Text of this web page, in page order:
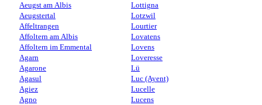
Aeugst am Albis
Aeugstertal
Affeltrangen
Affoltern am Albis
Affoltern im Emmental
Agarn
Agarone
Agasul
Agiez
Agno
Lottigna
Lotzwil
Lourtier
Lovatens
Lovens
Loveresse
Lü
Luc (Ayent)
Lucelle
Lucens